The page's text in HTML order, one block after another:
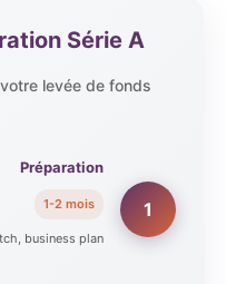
Série A
levée de fonds
1
Préparation
1-2 mois
business plan